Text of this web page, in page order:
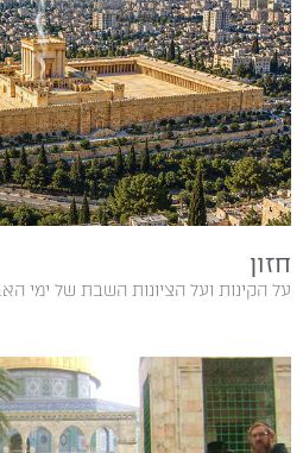
חזון
על הקינות ועל הציונות השבת‭ ‬של‭ ‬ימי‭ ‬האבל‭ ‬על‭ ‬החורבן‭,